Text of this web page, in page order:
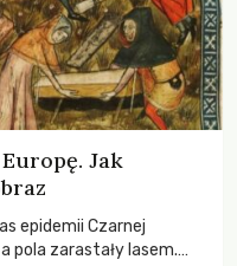
Jak
epidemii Czarnej
pola zarastały lasem.